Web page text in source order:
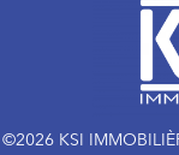
©2026 KSI